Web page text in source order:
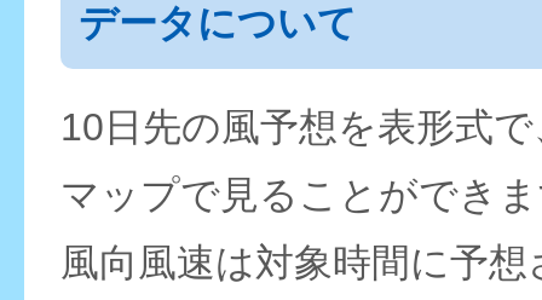
データについて
10日先の風予想を表形式
マップで見ることができ
風向風速は対象時間に予